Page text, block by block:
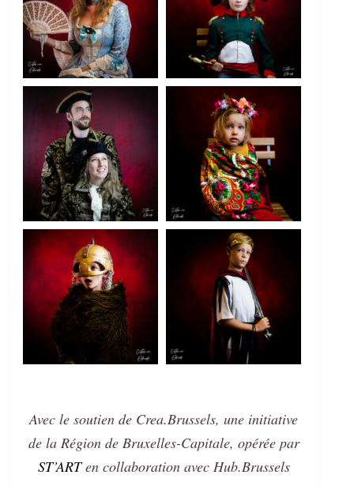
Avec le soutien de Crea.Brussels, une initiative
de la Région de Bruxelles-Capitale, opérée par
ST’ARTen collaboration avec Hub.Brussels